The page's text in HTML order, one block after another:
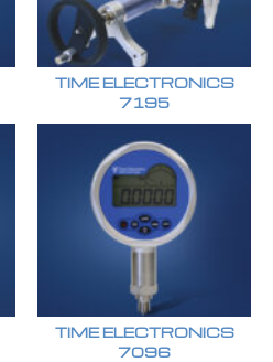
TIME ELECTRONICS
7195
TIME ELECTRONICS
7096